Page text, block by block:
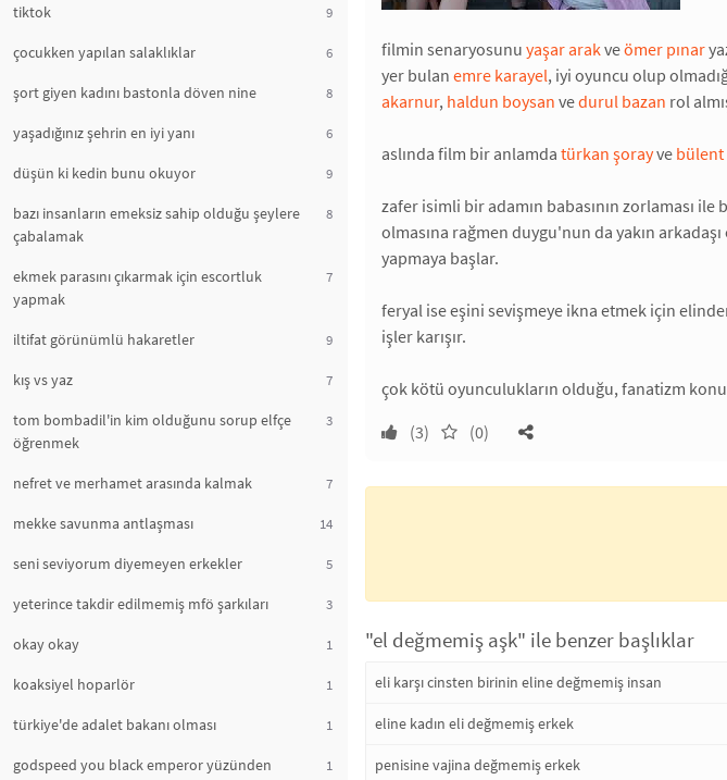
tiktok 9
çocukken yapılan salaklıklar 6
şort giyen kadını bastonla döven nine 8
yaşadığınız şehrin en iyi yanı 6
düşün ki kedin bunu okuyor 9
bazı insanların emeksiz sahip olduğu şeylere
çabalamak
8
ekmek parasını çıkarmak için escortluk
yapmak
7
iltifat görünümlü hakaretler 9
kış vs yaz 7
tom bombadil'in kim olduğunu sorup elfçe
öğrenmek
3
nefret ve merhamet arasında kalmak 7
mekke savunma antlaşması 14
seni seviyorum diyemeyen erkekler 5
yeterince takdir edilmemiş mfö şarkıları 3
okay okay 1
koaksiyel hoparlör 1
türkiye'de adalet bakanı olması 1
godspeed you black emperor yüzünden
1
filmin senaryosunu yaşar arakveömer pınar
yer bulan emre karayel, iyi oyuncu olup
akarnur, haldun boysan vedurul bazan rol
aslında film bir anlamda türkan şorayve bülent
zafer isimli bir adamın babasının zorlaması
olmasına rağmen duygu'nun da yakın
yapmaya başlar.
feryal ise eşini sevişmeye ikna etmek için
işler karışır.
çok kötü oyunculukların olduğu, fanatizm
(3)
(0)
"el değmemiş aşk" ile benzer başlıklar
eli karşı cinsten birinin eline değmemiş insan
eline kadın eli değmemiş erkek
penisine vajina değmemiş erkek